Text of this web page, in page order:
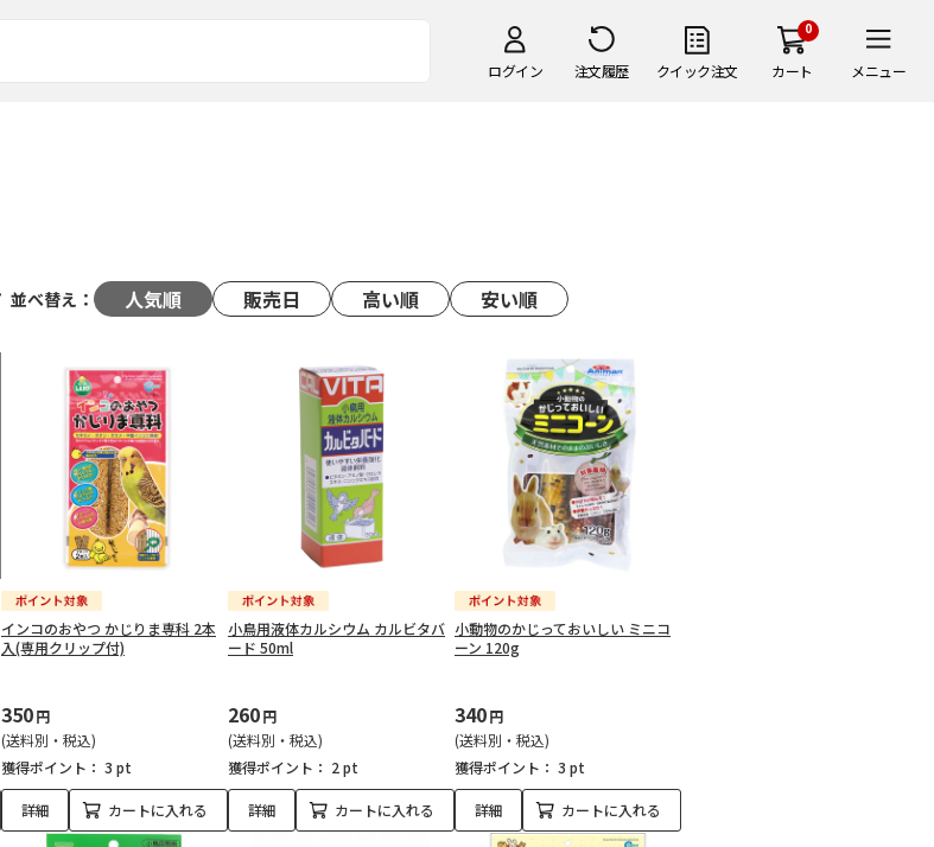
ログイン 注文履歴 クイック注文
0
カート メニュー
並べ替え： 人気順 販売日 高い順 安い順
インコのおやつ かじりま専科 2本
入(専用クリップ付)
350円
(送料別・税込)
獲得ポイント： 3 pt
詳細 カートに入れる
小鳥用液体カルシウム カルビタバ
ード 50ml
260円
(送料別・税込)
獲得ポイント： 2 pt
詳細 カートに入れる
小動物のかじっておいしい ミニコ
ーン 120g
340円
(送料別・税込)
獲得ポイント： 3 pt
詳細 カートに入れる